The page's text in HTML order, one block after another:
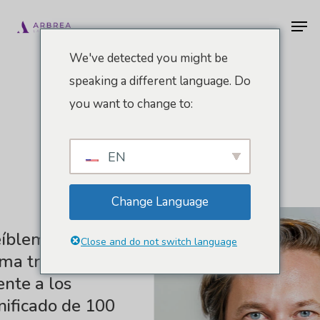
Nuestros Médicos
fácil
tres fotos y
a los
de 100
We've detected you might be
speaking a different language. Do
you want to change to:
EN
Change Language
Close and do not switch language